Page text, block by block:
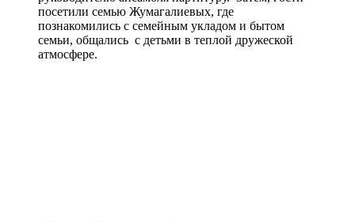
посетили семью Жумагалиевых, где
познакомились с семейным укладом и бытом
семьи, общались с детьми в теплой дружеской
атмосфере.